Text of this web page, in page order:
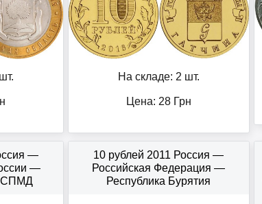
На складе: 2 шт.
Цена: 28Грн
—
—
СПМД
10 рублей 2011 Россия —
Российская Федерация —
Республика Бурятия